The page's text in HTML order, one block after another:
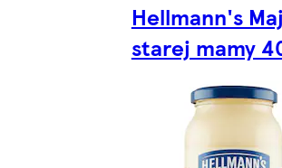
Hellmann's
starej mamy